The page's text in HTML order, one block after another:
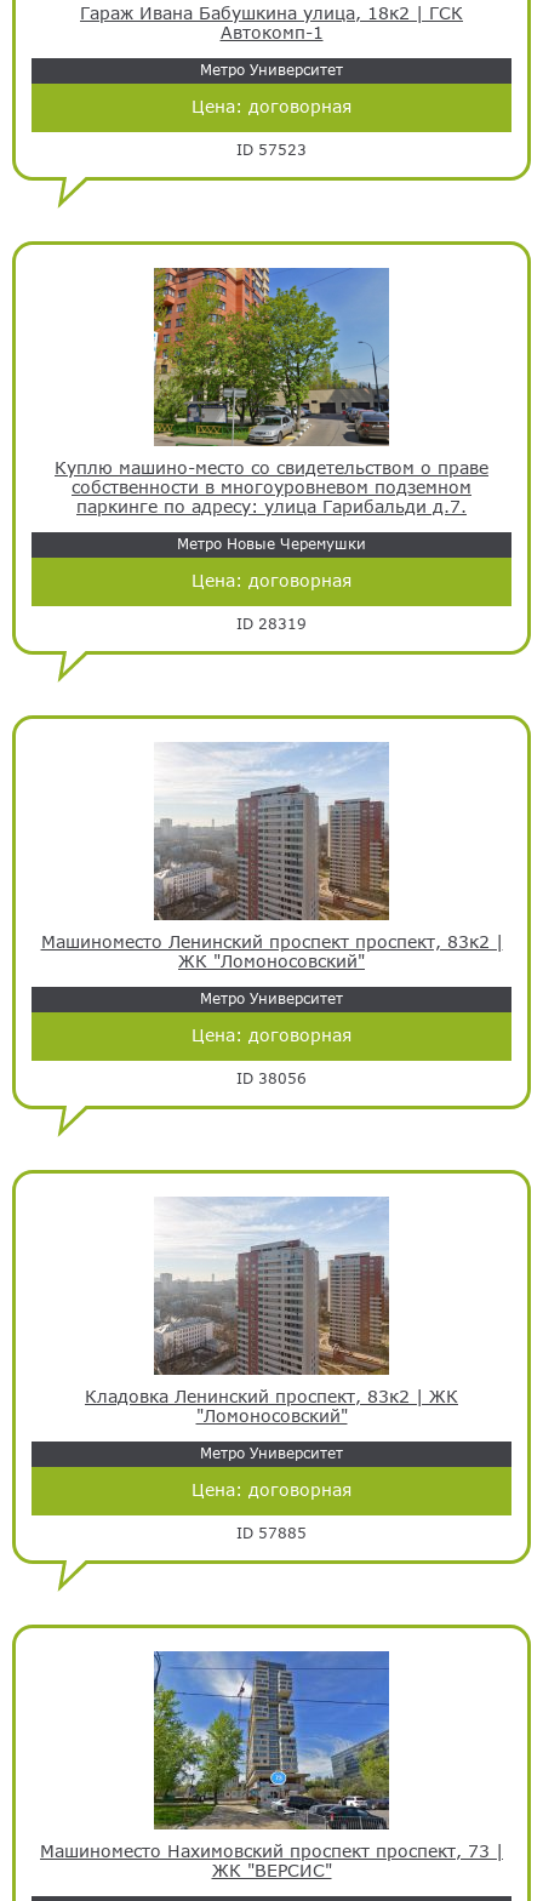
Гараж Ивана Бабушкина улица, 18к2 | ГСК
Автокомп-1
Метро Университет
Цена: договорная
ID 57523
Куплю машино-место со свидетельством о праве
собственности в многоуровневом подземном
паркинге по адресу: улица Гарибальди д.7.
Метро Новые Черемушки
Цена: договорная
ID 28319
Машиноместо Ленинский проспект проспект, 83к2 |
ЖК "Ломоносовский"
Метро Университет
Цена: договорная
ID 38056
Кладовка Ленинский проспект, 83к2 | ЖК
"Ломоносовский"
Метро Университет
Цена: договорная
ID 57885
Машиноместо Нахимовский проспект проспект, 73 |
ЖК "ВЕРСИС"